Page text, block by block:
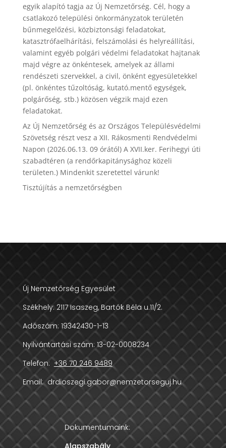
egyik alapító tagja az Új Nemzetőrség. Cél, hogy a
csatlakozó települési önkormányzatok területén
bűnmegelőzési, közbiztonsági feladatokat,
katasztrófaelhárítási, felszámolási és helyreállítási,
valamint egyéb polgári védelmi feladatokat hajtanak
majd végre az önkéntesek, amelyek az állami
rendészeti szervekkel, a civil, önként egyesületekkel
(pl. önkéntes tűzoltóság, kutató.mentő egységek,
polgárőség, stb.) közösen végzik majd ezen
feladatokat.
Az Új Nemzetőrség és az Országos Településvédelmi
Szövetség részt vesz a XII. Rákosmenti Rendvédelmi
Napon (2026.06.13. 09 órától) A XVII.ker. Ferihegyi úti
szabadtéren (a rendőrkapitánysághoz közeli
területen.) Mindenkit szeretettel várunk!
Tisztújítás a nemzetőrségben
Új Nemzetőrség Egyesület
Székhely: 2117 Isaszeg, Bartók Béla u.11/2.
Adószám: 19342430-1-13
Nyilvántartási szám: 13-02-0008234
Telefon:+36 70 246 9489
Email:drdioszegi.gabor@nemzetorseguj.hu
Dokumentumaink:
Alapszabály